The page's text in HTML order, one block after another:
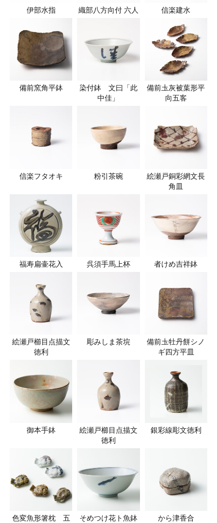
伊部水指 織部八方向付 六人 信楽建水
備前窯角平鉢
染付鉢 文曰「此
中佳」
備前圡灰被葉形平
向五客
信楽フタオキ 粉引茶碗
絵瀬戸銅彩網文長
角皿
福寿扁壷花入 呉須手馬上杯 者けめ吉祥鉢
絵瀬戸櫛目点描文
徳利
彫みしま茶垸
備前圡牡丹餅シノ
ギ四方平皿
御本手鉢
絵瀬戸櫛目点描文
徳利
銀彩線彫文徳利
色変魚形箸枕 五
そめつけ花ト魚鉢 から津香合